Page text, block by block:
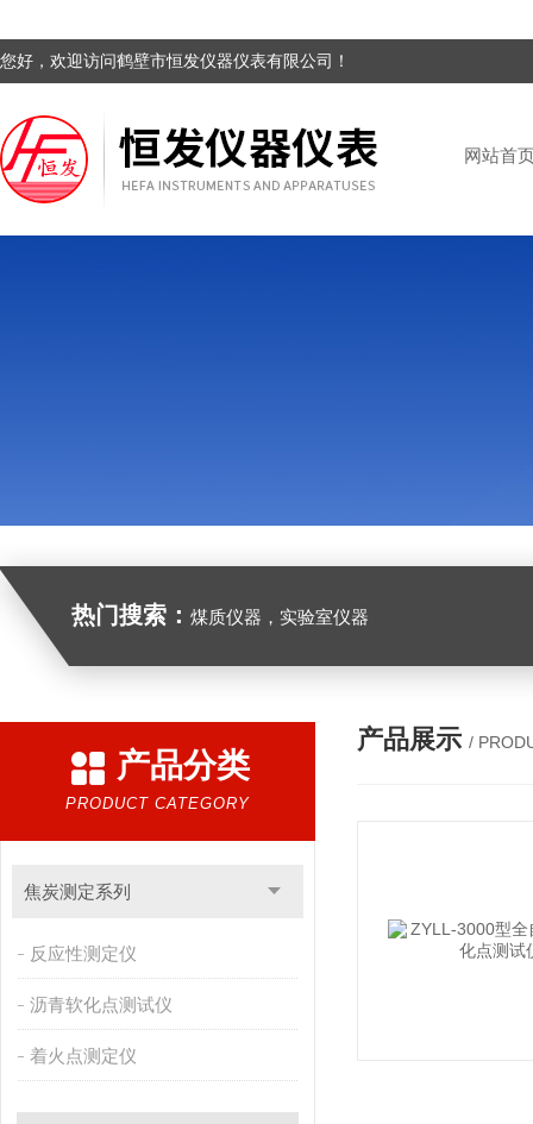
您好，欢迎访问鹤壁市恒发仪器仪表有限公司！
网站首
热门搜索： 煤质仪器，实验室仪器
产品分类
PRODUCT CATEGORY
焦炭测定系列
反应性测定仪
沥青软化点测试仪
着火点测定仪
产品展示 /